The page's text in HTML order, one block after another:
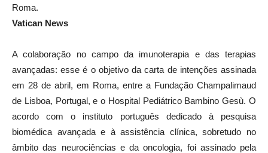
Roma.
Vatican News
A colaboração no campo da imunoterapia e das terapias
avançadas: esse é o objetivo da carta de intenções assinada
em 28 de abril, em Roma, entre a Fundação Champalimaud
de Lisboa, Portugal, e o Hospital Pediátrico Bambino Gesù. O
acordo com o instituto português dedicado à pesquisa
biomédica avançada e à assistência clínica, sobretudo no
âmbito das neurociências e da oncologia, foi assinado pela